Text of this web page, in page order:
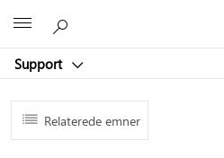
Support
Relaterede emner